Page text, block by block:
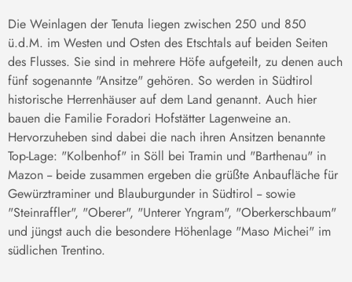
Die Weinlagen der Tenuta liegen zwischen 250 und 850
ü.d.M. im Westen und Osten des Etschtals auf beiden Seiten
des Flusses. Sie sind in mehrere Höfe aufgeteilt, zu denen auch
fünf sogenannte "Ansitze" gehören. So werden in Südtirol
historische Herrenhäuser auf dem Land genannt. Auch hier
bauen die Familie Foradori Hofstätter Lagenweine an.
Hervorzuheben sind dabei die nach ihren Ansitzen benannte
Top-Lage: "Kolbenhof" in Söll bei Tramin und "Barthenau" in
Mazon -- beide zusammen ergeben die grüßte Anbaufläche für
Gewürztraminer und Blauburgunder in Südtirol -- sowie
"Steinraffler", "Oberer", "Unterer Yngram", "Oberkerschbaum"
und jüngst auch die besondere Höhenlage "Maso Michei" im
südlichen Trentino.